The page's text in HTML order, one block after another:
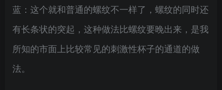
蓝：这个就和普通的螺纹不一样了，螺纹的同时还
有长条状的突起，这种做法比螺纹要晚出来，是我
所知的市面上比较常见的刺激性杯子的通道的做
法。